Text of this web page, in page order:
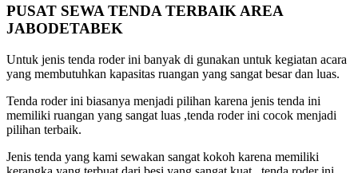
PUSAT SEWA TENDA TERBAIK AREA
JABODETABEK
Untuk jenis tenda roder ini banyak di gunakan untuk kegiatan acara
yang membutuhkan kapasitas ruangan yang sangat besar dan luas.
Tenda roder ini biasanya menjadi pilihan karena jenis tenda ini
memiliki ruangan yang sangat luas ,tenda roder ini cocok menjadi
pilihan terbaik.
Jenis tenda yang kami sewakan sangat kokoh karena memiliki